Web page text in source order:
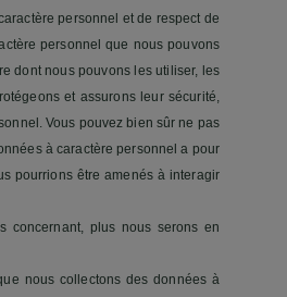
personnel et de respect de
personnel que nous pouvons
dont nous pouvons les utiliser, les
et assurons leur sécurité,
Vous pouvez bien sûr ne pas
à caractère personnel a pour
pourrions être amenés à interagir
concernant, plus nous serons en
nous collectons des données à